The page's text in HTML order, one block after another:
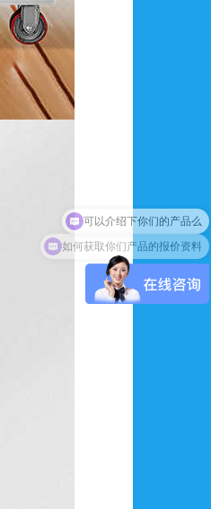
如何获取你们产品的报价资料